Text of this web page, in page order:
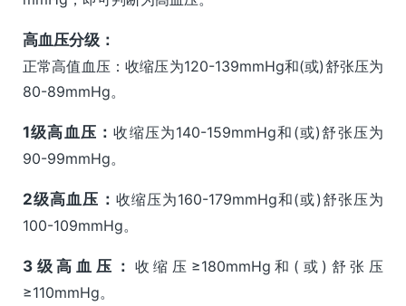
高血压分级：
正常高值血压：收缩压为120-139mmHg和(或)舒张压为
80-89mmHg。
1级高血压：收缩压为140-159mmHg和(或)舒张压为
90-99mmHg。
2级高血压： 收缩压为160-179mmHg和(或)舒张压为
100-109mmHg。
3级高血压： 收缩压≥180mmHg和(或)舒张压
≥110mmHg。